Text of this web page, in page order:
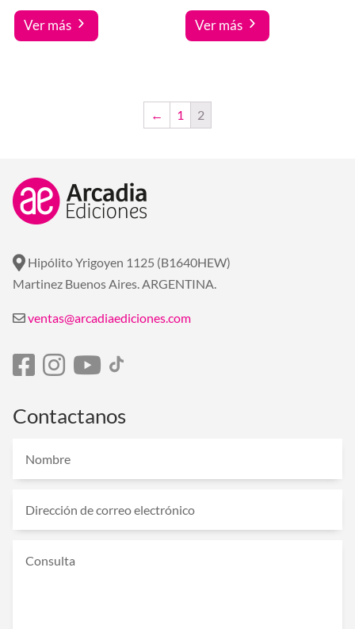
Ver más Ver más
← 1 2
Hipólito Yrigoyen 1125 (B1640HEW)
Martinez Buenos Aires. ARGENTINA.
ventas@arcadiaediciones.com
Contactanos